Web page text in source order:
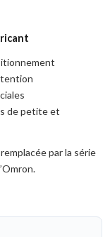
de petite et
par la série